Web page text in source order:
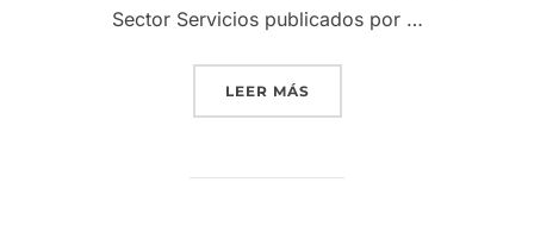
Sector Servicios publicados por …
LEER MÁS«LA CIFRA DE NEGOCIO